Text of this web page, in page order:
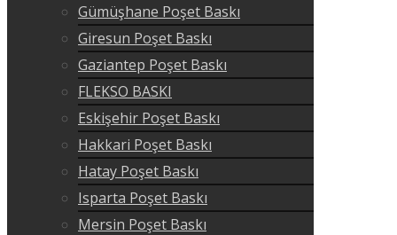
Gümüşhane Poşet Baskı
Giresun Poşet Baskı
Gaziantep Poşet Baskı
FLEKSO BASKI
Eskişehir Poşet Baskı
Hakkari Poşet Baskı
Hatay Poşet Baskı
Isparta Poşet Baskı
Mersin Poşet Baskı